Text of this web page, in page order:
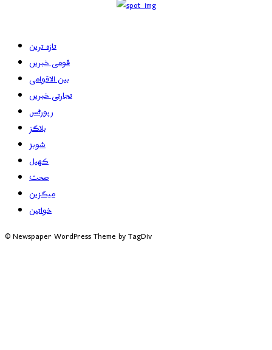
تازہ ترین
قومی خبریں
بین الاقوامی
تجارتی خبریں
رپورٹس
بلاگز
شوبز
کھیل
صحت
میگزین
خواتین
© Newspaper WordPress Theme by TagDiv